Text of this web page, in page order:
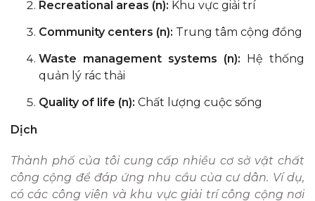
Recreational areas (n): Khu vực giải trí
Community centers (n): Trung tâm cộng đồng
Waste management systems (n): Hệ thống
quản lý rác thải
Quality of life (n): Chất lượng cuộc sống
Dịch
Thành phố của tôi cung cấp nhiều cơ sở vật chất
công cộng để đáp ứng nhu cầu của cư dân. Ví dụ,
có các công viên và khu vực giải trí công cộng nơi